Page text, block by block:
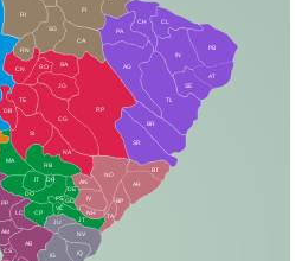
RI
FI
SG
BA
CA
PA
CH CL
PB
SE
TL
AG
BR
SR
BT
AR
RP
RO
JG
CG
SI
NA
TA
NH
JT
RB
MA
IT
DR
DO
CP
JU
NV
IQ
PP
LC
AM
AB
DB
TE
CS
IG
IN
NO
BP
RN
CN
AN
IV
FS
VC
GD
DE
AT